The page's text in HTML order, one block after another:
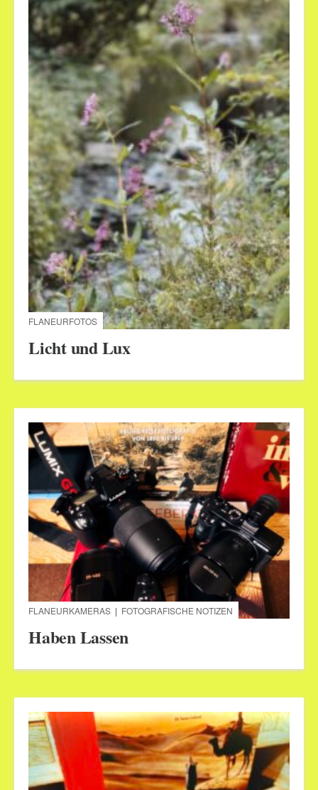
FLANEURFOTOS
Licht und Lux
FLANEURKAMERAS | FOTOGRAFISCHE NOTIZEN
Haben Lassen